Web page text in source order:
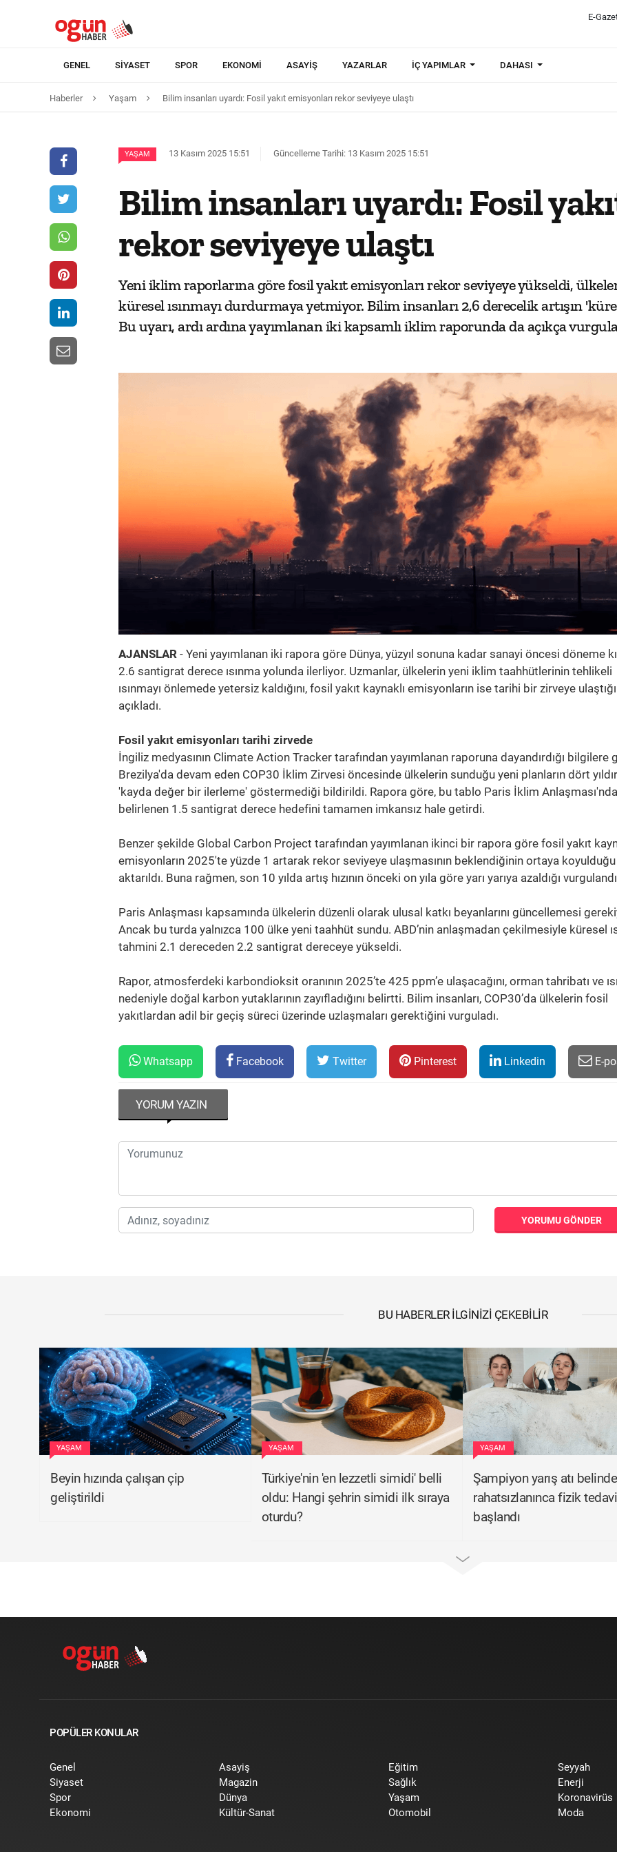
E-
GENEL SIYASET SPOR EKONOMI ASAYIŞ YAZARLAR İÇ YAPIMLAR DAHASI
Haberler Yaşam Bilim insanları uyardı: Fosil yakıt emisyonları rekor seviyeye ulaştı
YAŞAM 13 Kasım 2025 15:51 Güncelleme Tarihi: 13 Kasım 2025 15:51
Bilim insanları uyardı: Fosil
rekor seviyeye ulaştı
Yeni iklim raporlarına göre fosil yakıt emisyonları rekor seviyeye yükseldi,
küresel ısınmayı durdurmaya yetmiyor. Bilim insanları 2,6 derecelik artışın
Bu uyarı, ardı ardına yayımlanan iki kapsamlı iklim raporunda da açıkça
AJANSLAR - Yeni yayımlanan iki rapora göre Dünya, yüzyıl sonuna kadar sanayi öncesi döneme
2.6 santigrat derece ısınma yolunda ilerliyor. Uzmanlar, ülkelerin yeni iklim taahhütlerinin tehlikeli
ısınmayı önlemede yetersiz kaldığını, fosil yakıt kaynaklı emisyonların ise tarihi bir zirveye
açıkladı.
Fosil yakıt emisyonları tarihi zirvede
İngiliz medyasının Climate Action Tracker tarafından yayımlanan raporuna dayandırdığı bilgilere
Brezilya'da devam eden COP30 İklim Zirvesi öncesinde ülkelerin sunduğu yeni planların dört yıldır
'kayda değer bir ilerleme' göstermediği bildirildi. Rapora göre, bu tablo Paris İklim Anlaşması'nda
belirlenen 1.5 santigrat derece hedefini tamamen imkansız hale getirdi.
Benzer şekilde Global Carbon Project tarafından yayımlanan ikinci bir rapora göre fosil yakıt
emisyonların 2025'te yüzde 1 artarak rekor seviyeye ulaşmasının beklendiğinin ortaya koyulduğu
aktarıldı. Buna rağmen, son 10 yılda artış hızının önceki on yıla göre yarı yarıya azaldığı
Paris Anlaşması kapsamında ülkelerin düzenli olarak ulusal katkı beyanlarını güncellemesi
Ancak bu turda yalnızca 100 ülke yeni taahhüt sundu. ABD’nin anlaşmadan çekilmesiyle küresel
tahmini 2.1 dereceden 2.2 santigrat dereceye yükseldi.
Rapor, atmosferdeki karbondioksit oranının 2025’te 425 ppm’e ulaşacağını, orman tahribatı ve
nedeniyle doğal karbon yutaklarının zayıfladığını belirtti. Bilim insanları, COP30’da ülkelerin fosil
yakıtlardan adil bir geçiş süreci üzerinde uzlaşmaları gerektiğini vurguladı.
Whatsapp Facebook Twitter Pinterest Linkedin E-
YORUM YAZIN
YORUMU GÖNDER
BU HABERLER İLGINIZI ÇEKEBILIR
YAŞAM
Beyin hızında çalışan çip
geliştirildi
YAŞAM
Türkiye'nin 'en lezzetli simidi' belli
oldu: Hangi şehrin simidi ilk sıraya
oturdu?
YAŞAM
Şampiyon yarış atı
rahatsızlanınca fizik
başlandı
POPÜLER KONULAR
Genel
Siyaset
Spor
Ekonomi
Asayiş
Magazin
Dünya
Kültür-Sanat
Eğitim
Sağlık
Yaşam
Otomobil
Seyyah
Enerji
Koronavirüs
Moda